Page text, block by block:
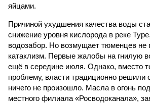
яйцами.
Причиной ухудшения качества воды
снижение уровня кислорода в реке
водозабор. Но возмущает тюменцев не
катаклизм. Первые жалобы на гнилую
ещё в середине июля. Однако, вместо
проблему, власти традиционно решили
ничего не произошло. Масла в огонь
местного филиала «Росводоканала»,